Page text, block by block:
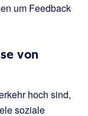
um Feedback
von
hoch sind,
soziale